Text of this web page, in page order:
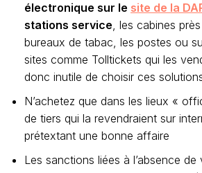
électronique sur le site de la
stations service, les cabines
bureaux de tabac, les postes ou
sites comme Tolltickets qui les
donc inutile de choisir ces
N’achetez que dans les lieux «
de tiers qui la revendraient sur
prétextant une bonne affaire
Les sanctions liées à l’absence